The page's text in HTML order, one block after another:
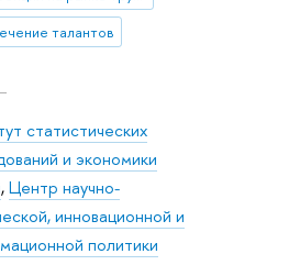
талантов
статистических
и экономики
,Центр научно-
инновационной и
политики